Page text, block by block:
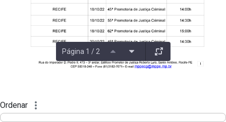
Página 1 / 2
Ordenar